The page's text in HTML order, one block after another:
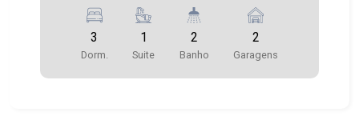
3
Dorm.
1
Suite
2
Banho
2
Garagens